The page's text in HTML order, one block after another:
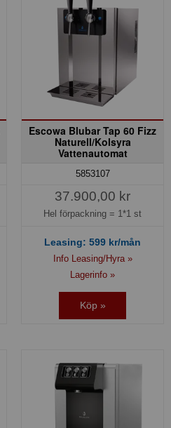
Escowa Blubar Tap 60 Fizz
Naturell/Kolsyra
Vattenautomat
5853107
37.900,00 kr
Hel förpackning = 1*1 st
Leasing: 599 kr/mån
Info Leasing/Hyra »
Lagerinfo »
Köp »